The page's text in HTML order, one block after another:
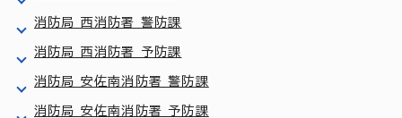
消防局 西消防署 警防課
消防局 西消防署 予防課
消防局 安佐南消防署 警防課
消防局 安佐南消防署 予防課